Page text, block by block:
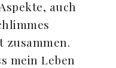
auch
zusammen.
mein Leben